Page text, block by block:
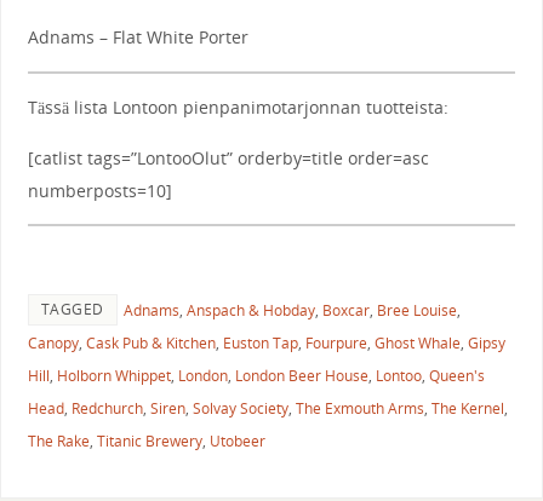
Adnams – Flat White Porter
Tässä lista Lontoon pienpanimotarjonnan tuotteista:
[catlist tags=”LontooOlut” orderby=title order=asc
numberposts=10]
TAGGED Adnams, Anspach & Hobday, Boxcar, Bree Louise,
Canopy, Cask Pub & Kitchen, Euston Tap, Fourpure, Ghost Whale, Gipsy
Hill, Holborn Whippet, London, London Beer House, Lontoo, Queen's
Head, Redchurch, Siren, Solvay Society, The Exmouth Arms, The Kernel,
The Rake, Titanic Brewery, Utobeer